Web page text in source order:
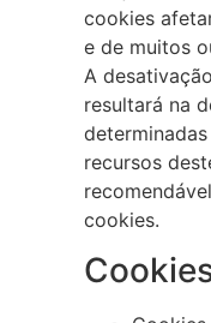
cookies
e de muitos
A
resultará na
recursos
cookies.